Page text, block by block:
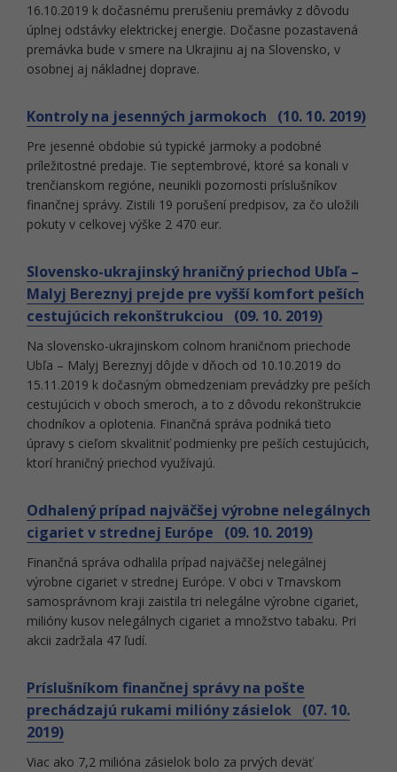
16.10.2019 k dočasnému prerušeniu premávky z dôvodu
úplnej odstávky elektrickej energie. Dočasne pozastavená
premávka bude v smere na Ukrajinu aj na Slovensko, v
osobnej aj nákladnej doprave.
Kontroly na jesenných jarmokoch (10. 10. 2019)
Pre jesenné obdobie sú typické jarmoky a podobné
príležitostné predaje. Tie septembrové, ktoré sa konali v
trenčianskom regióne, neunikli pozornosti príslušníkov
finančnej správy. Zistili 19 porušení predpisov, za čo uložili
pokuty v celkovej výške 2 470 eur.
Slovensko-ukrajinský hraničný priechod Ubľa –
Malyj Bereznyj prejde pre vyšší komfort peších
cestujúcich rekonštrukciou (09. 10. 2019)
Na slovensko-ukrajinskom colnom hraničnom priechode
Ubľa – Malyj Bereznyj dôjde v dňoch od 10.10.2019 do
15.11.2019 k dočasným obmedzeniam prevádzky pre peších
cestujúcich v oboch smeroch, a to z dôvodu rekonštrukcie
chodníkov a oplotenia. Finančná správa podniká tieto
úpravy s cieľom skvalitniť podmienky pre peších cestujúcich,
ktorí hraničný priechod využívajú.
Odhalený prípad najväčšej výrobne nelegálnych
cigariet v strednej Európe (09. 10. 2019)
Finančná správa odhalila prípad najväčšej nelegálnej
výrobne cigariet v strednej Európe. V obci v Trnavskom
samosprávnom kraji zaistila tri nelegálne výrobne cigariet,
milióny kusov nelegálnych cigariet a množstvo tabaku. Pri
akcii zadržala 47 ľudí.
Príslušníkom finančnej správy na pošte
prechádzajú rukami milióny zásielok (07. 10.
2019)
Viac ako 7,2 milióna zásielok bolo za prvých deväť